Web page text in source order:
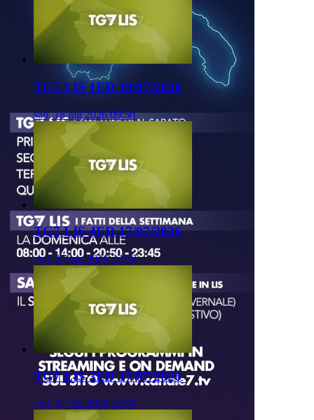
TG7 LIS 1ED 18/07/2026
sab, 18 lug 2026 09:50
TG7 LIS 4ED 17/07/2026
ven, 17 lug 2026 23:50
TG7 LIS 3ED 17/07/2026
ven, 17 lug 2026 20:50